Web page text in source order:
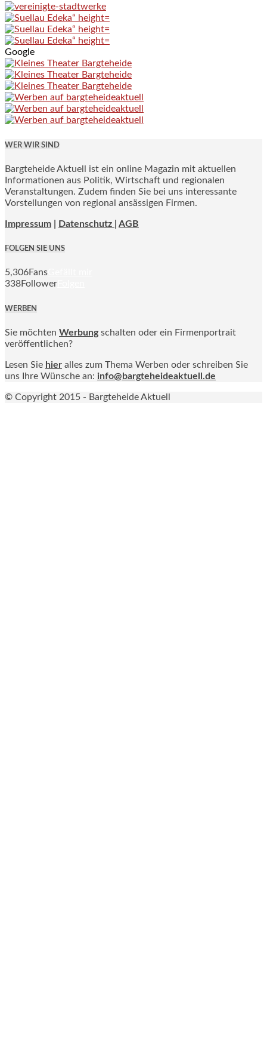
Google
WER WIR SIND
Bargteheide Aktuell ist ein online Magazin mit aktuellen
Informationen aus Politik, Wirtschaft und regionalen
Veranstaltungen. Zudem finden Sie bei uns interessante
Vorstellungen von regional ansässigen Firmen.
Impressum Datenschutz | AGB
FOLGEN SIE UNS
5,306Fans
338Follower
WERBEN
Sie möchten Werbung schalten oder ein Firmenportrait
veröffentlichen?
Lesen Sie hier alles zum Thema Werben oder schreiben Sie
uns Ihre Wünsche an: info@bargteheideaktuell.de
© Copyright 2015 - Bargteheide Aktuell